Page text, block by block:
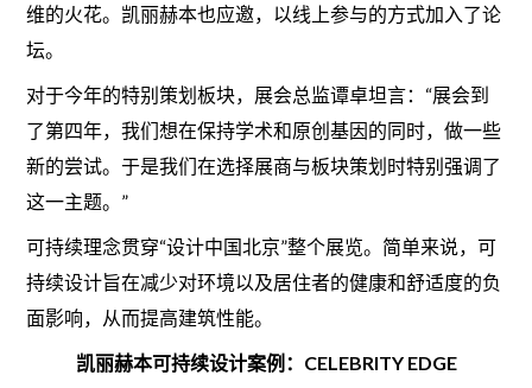
维的火花。凯丽赫本也应邀，以线上参与的方式加入了论
坛。
对于今年的特别策划板块，展会总监谭卓坦言：“展会到
了第四年，我们想在保持学术和原创基因的同时，做一些
新的尝试。于是我们在选择展商与板块策划时特别强调了
这一主题。”
可持续理念贯穿“设计中国北京”整个展览。简单来说，可
持续设计旨在减少对环境以及居住者的健康和舒适度的负
面影响，从而提高建筑性能。
凯丽赫本可持续设计案例：CELEBRITY EDGE